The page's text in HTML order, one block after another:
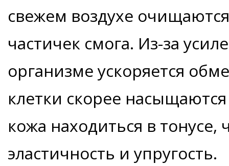
свежем воздухе
частичек смога. Из-за
организме ускоряется
клетки скорее
кожа находиться в
эластичность и упругость.